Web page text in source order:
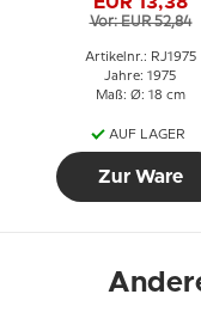
Geburtstag von
Copenhagen.
Vor: EUR 52,84
Artikelnr.: RJ1975
Jahre: 1975
Maß: Ø: 18 cm
AUF LAGER
Zur Ware